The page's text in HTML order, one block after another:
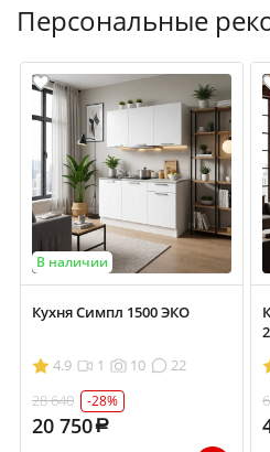
Персональные
В наличии
Кухня Симпл 1500 ЭКО
4.9 1 10
22
28 640
-28%
20 750